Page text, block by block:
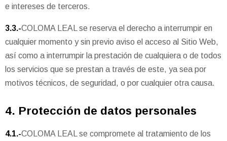
e intereses de terceros.
3.3.-COLOMA LEAL se reserva el derecho a interrumpir en
cualquier momento y sin previo aviso el acceso al Sitio Web,
así como a interrumpir la prestación de cualquiera o de todos
los servicios que se prestan a través de este, ya sea por
motivos técnicos, de seguridad, o por cualquier otra causa.
4. Protección de datos personales
4.1.-COLOMA LEAL se compromete al tratamiento de los